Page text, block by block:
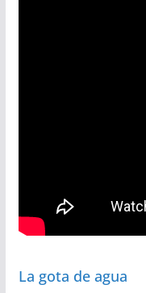
La gota de agua